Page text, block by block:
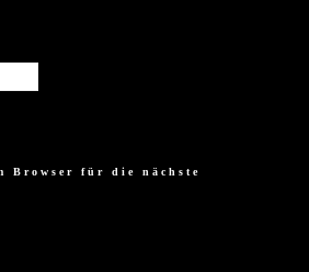
Browser für die nächste